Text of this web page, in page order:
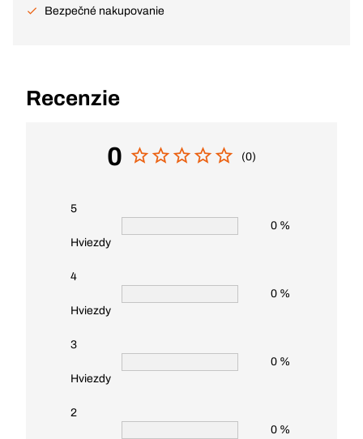
Bezpečné nakupovanie
Recenzie
0 (0)
5
Hviezdy
0 %
4
Hviezdy
0 %
3
Hviezdy
0 %
2
0 %